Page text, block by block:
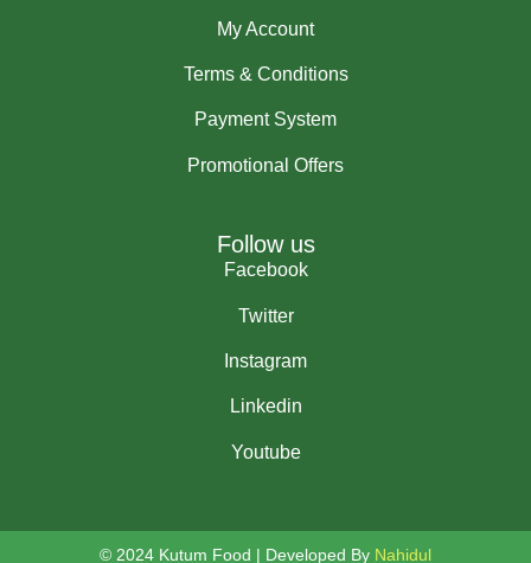
My Account
Terms & Conditions
Payment System
Promotional Offers
Follow us
Facebook
Twitter
Instagram
Linkedin
Youtube
© 2024 Kutum Food | Developed By Nahidul